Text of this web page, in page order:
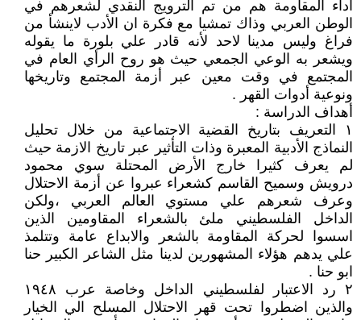
أداء المقاومة هم من تم الترويج النقدي لشعرهم في
الوطن العربي وذاك تمشيا مع فكرة ان الأدب لاينشأ من
فراغ وليس مدينا لاحد لأنه قادر علي بلورة ما يقوله
ويشعر به الوعي الجمعي حيث هو روح الرأي العام في
المجتمع في وقت معين عبر أزمة المجتمع وتاريخها
ونوعية أدوات القهر .
أهداف الدراسة :
١ التعريف بتاريخ القضية الاجتماعية من خلال تحليل
النماذج الأدبية المعبرة وذات التأثير عبر تاريخ الازمة حيث
لم يعرف كثيرا خارج الأرض المحتلة سوي محمود
درويش وسميح القاسم كشعراء عبروا عن أزمة الاحتلال
وعرف شعرهم علي مستوي العالم العربي ،ولكن
الداخل الفلسطيني ملئ بالشعراء المقاومين الذين
اسسوا لحركة المقاومة بالشعر والابداع عامة وتتلمذ
علي يدهم هؤلاء المشهورين لدينا مثل الشاعر الكبير حنا
ابو حنا .
٢ رد الاعتبار لفلسطيني الداخل وخاصة عرب ١٩٤٨
والذين اضطروا تحت قهر الاحتلال المسلح الي الخيار